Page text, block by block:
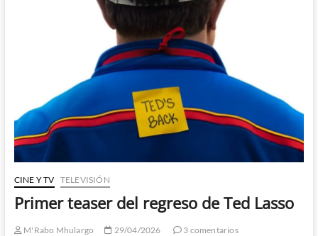
mano
CINE Y TV TELEVISIÓN
Primer teaser del regreso de Ted Lasso
M'Rabo Mhulargo 29/04/2026
3 comentarios